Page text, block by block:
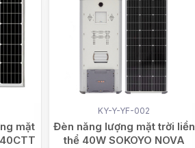
mặt
KY-Y-YF-002
Đèn năng lượng mặt trời liền
thể 40W SOKOYO NOVA